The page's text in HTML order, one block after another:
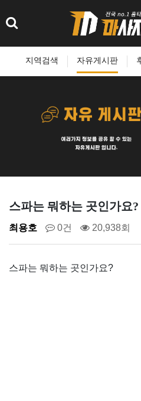
지역검색 자유게시판
스파는 뭐하는 곳인가요?
최용호 0건 20,938회
스파는 뭐하는 곳인가요?